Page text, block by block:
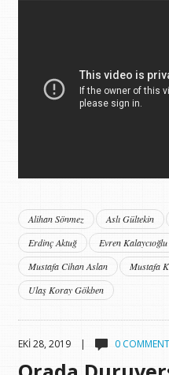
Alihan Sönmez Aslı Gültekin
Erdinç Aktuğ
Evren Kalaycıoğlu
Mustafa Cihan Aslan
Mustafa
Ulaş Koray Gökben
EKI 28, 2019 | 0